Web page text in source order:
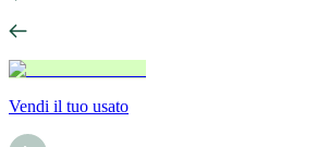
Vendi il tuo usato